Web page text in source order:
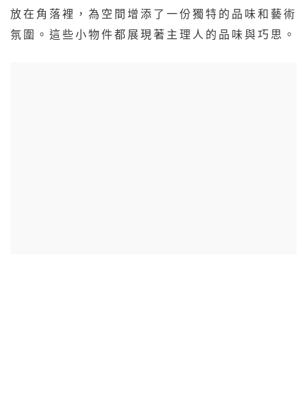
放在角落裡，為空間增添了一份獨特的品味和藝術
氛圍。這些小物件都展現著主理人的品味與巧思。